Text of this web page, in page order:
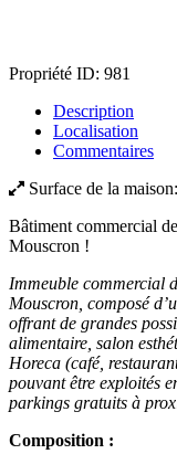
Propriété ID: 981
Description
Localisation
Commentaires
Surface de la maison:
Bâtiment commercial
Mouscron !
Immeuble commercial
Mouscron, composé
offrant de grandes
alimentaire, salon
Horeca (café,
pouvant être exploités
parkings gratuits à
Composition :